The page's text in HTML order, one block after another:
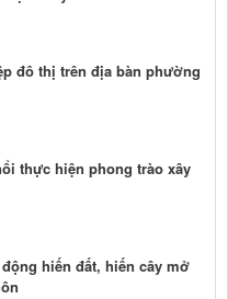
đô thị trên địa bàn phường
thực hiện phong trào xây
hiến đất, hiến cây mở